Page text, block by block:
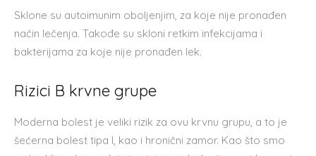
Sklone su autoimunim oboljenjim, za koje nije pronađen
način lečenja. Takođe su skloni retkim infekcijama i
bakterijama za koje nije pronađen lek.
Rizici B krvne grupe
Moderna bolest je veliki rizik za ovu krvnu grupu, a to je
šećerna bolest tipa I, kao i hronični zamor. Kao što smo